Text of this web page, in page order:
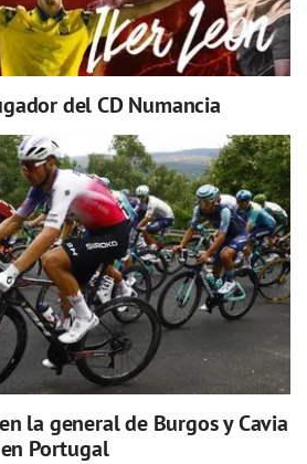
del CD Numancia
la general de Burgos y Cavia
Portugal